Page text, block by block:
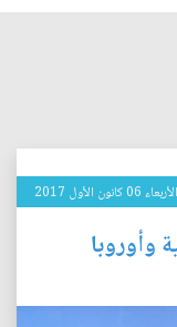
الأربعاء 06 كانون الأول 2017
وأوروبا